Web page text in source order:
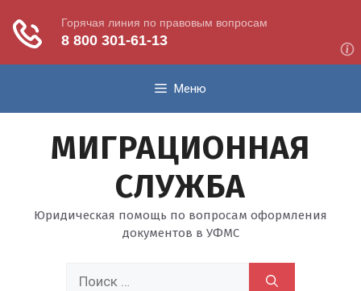
содержимому
Меню
МИГРАЦИОННАЯ
СЛУЖБА
Юридическая помощь по вопросам оформления
документов в УФМС